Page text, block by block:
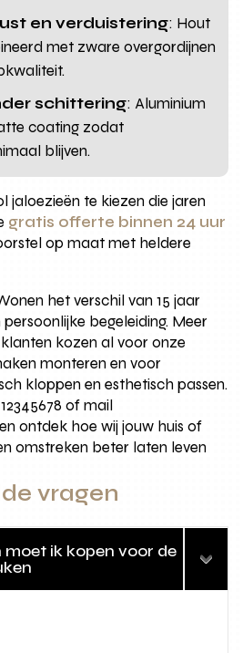
en verduistering: Hout
met zware overgordijnen
schittering: Aluminium
coating zodat
blijven.
jaloezieën te kiezen die jaren
gratis offerte binnen 24 uur
op maat met heldere
het verschil van 15 jaar
begeleiding. Meer
kozen al voor onze
monteren en voor
kloppen en esthetisch passen.
of mail
ontdek hoe wij jouw huis of
omstreken beter laten leven
vragen
moet ik kopen voor de